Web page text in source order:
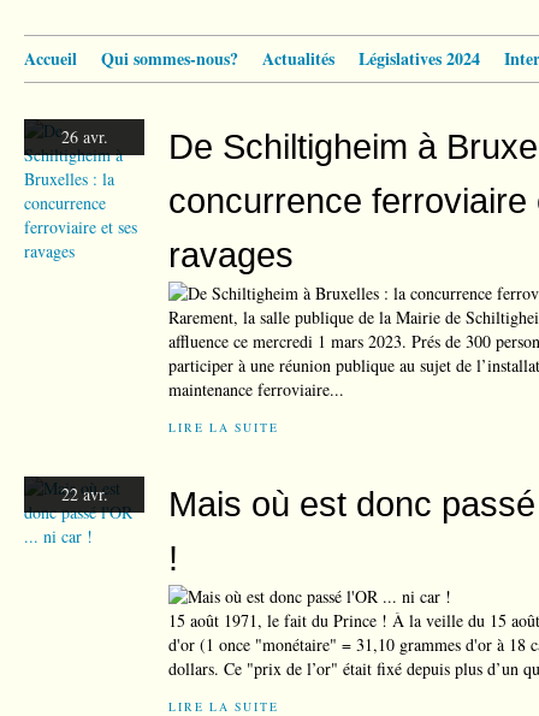
Accueil Qui sommes-nous? Actualités Législatives 2024
26 avr.
De Schiltigheim à
concurrence ferroviaire
ravages
Rarement, la salle publique de la Mairie de
affluence ce mercredi 1 mars 2023. Prés de 300
participer à une réunion publique au sujet de
maintenance ferroviaire...
LIRE LA SUITE
22 avr.
Mais où est donc
!
15 août 1971, le fait du Prince ! À la veille du 15
d'or (1 once "monétaire" = 31,10 grammes d'or à 18
dollars. Ce "prix de l’or" était fixé depuis plus d’un
LIRE LA SUITE